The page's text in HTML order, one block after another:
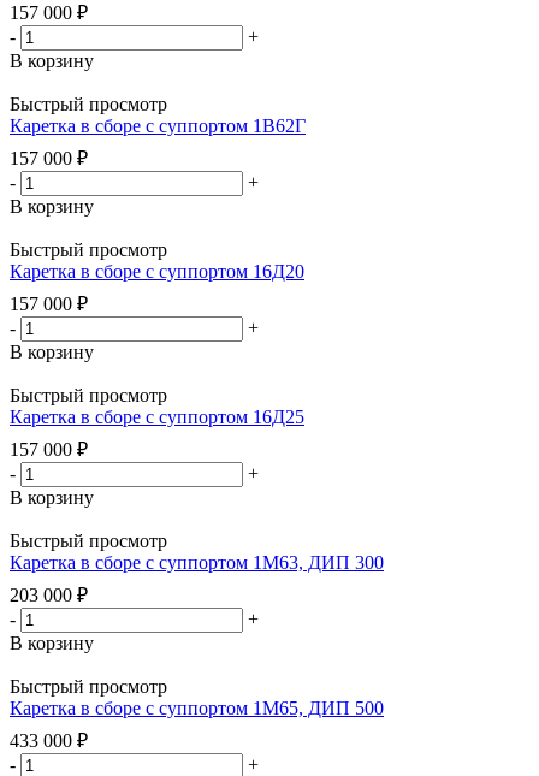
157 000 ₽
-
+
В корзину
Быстрый просмотр
Каретка в сборе с суппортом 1В62Г
157 000 ₽
-
+
В корзину
Быстрый просмотр
Каретка в сборе с суппортом 16Д20
157 000 ₽
-
+
В корзину
Быстрый просмотр
Каретка в сборе с суппортом 16Д25
157 000 ₽
-
+
В корзину
Быстрый просмотр
Каретка в сборе с суппортом 1М63, ДИП 300
203 000 ₽
-
+
В корзину
Быстрый просмотр
Каретка в сборе с суппортом 1М65, ДИП 500
433 000 ₽
-
+